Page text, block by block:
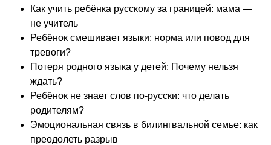
Как учить ребёнка русскому за границей: мама —
не учитель
Ребёнок смешивает языки: норма или повод для
тревоги?
Потеря родного языка у детей: Почему нельзя
ждать?
Ребёнок не знает слов по-русски: что делать
родителям?
Эмоциональная связь в билингвальной семье: как
преодолеть разрыв